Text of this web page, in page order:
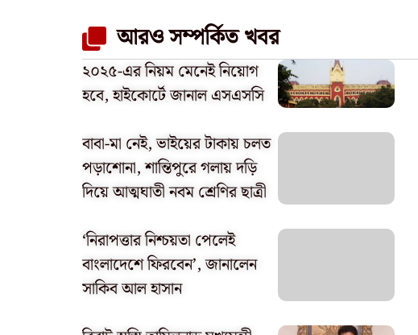
আরও সম্পর্কিত খবর
২০২৫-এর নিয়ম মেনেই নিয়োগ
হবে, হাইকোর্টে জানাল এসএসসি
বাবা-মা নেই, ভাইয়ের টাকায় চলত
পড়াশোনা, শান্তিপুরে গলায় দড়ি
দিয়ে আত্মঘাতী নবম শ্রেণির ছাত্রী
‘নিরাপত্তার নিশ্চয়তা পেলেই
বাংলাদেশে ফিরবেন’, জানালেন
সাকিব আল হাসান